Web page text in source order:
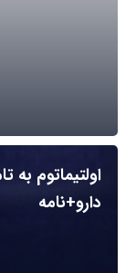
اولتیماتوم به
دارو+نامه